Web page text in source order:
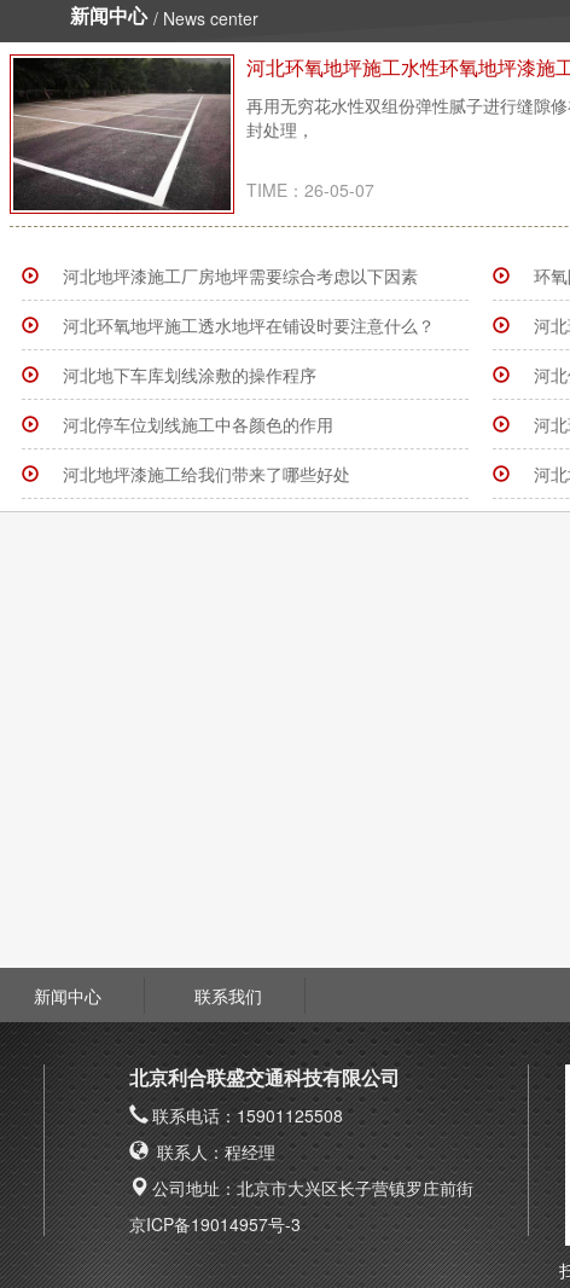
新闻中心 / News center
河北环氧地坪施工水性环氧地坪漆施
再用无穷花水性双组份弹性腻子进行缝隙
封处理，
TIME：26-05-07
河北地坪漆施工厂房地坪需要综合考虑以下因素 环
河北环氧地坪施工透水地坪在铺设时要注意什么？ 河
河北地下车库划线涂敷的操作程序 河
河北停车位划线施工中各颜色的作用 河
河北地坪漆施工给我们带来了哪些好处 河
新闻中心 联系我们
北京利合联盛交通科技有限公司
联系电话：15901125508
联系人：程经理
公司地址：北京市大兴区长子营镇罗庄前街
京ICP备19014957号-3